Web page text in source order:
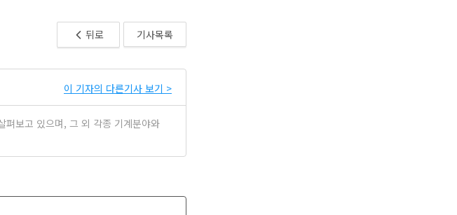
뒤로 기사목록
이 기자의 다른기사 보기 >
펴보고 있으며, 그 외 각종 기계분야와